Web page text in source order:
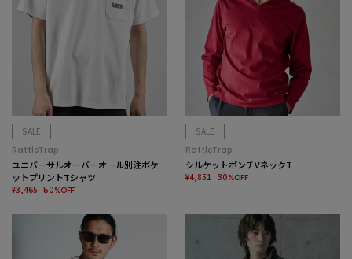
SALE
RattleTrap
ユニバーサルオーバーオール別注ポケ
ットプリントTシャツ
¥3,465 50%OFF
SALE
RattleTrap
シルケットポンチVネックT
¥4,851 30%OFF